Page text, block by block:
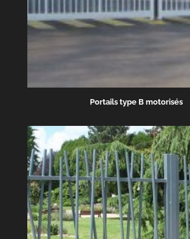
Portails type B motorisés